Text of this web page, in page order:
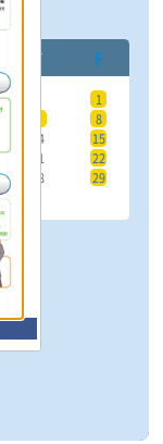
F F
1
8
14
15
21
22
28
29